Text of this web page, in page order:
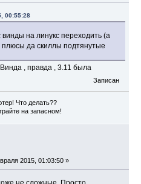
00:55:28
винды на линукс переходить (а
да скиллы подтянутые
, правда , 3.11 была
Записан
Что делать??
на запасном!
2015, 01:03:50 »